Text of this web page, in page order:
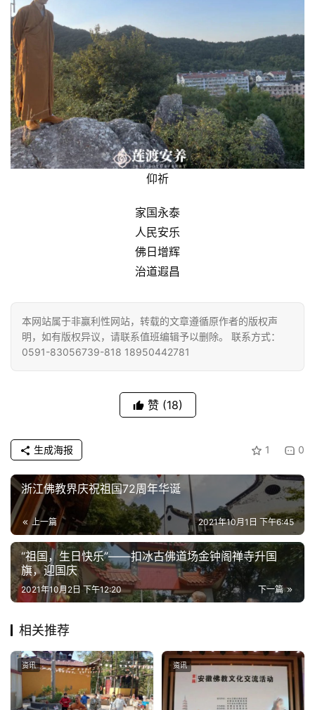
仰祈
家国永泰
人民安乐
佛日增辉
治道遐昌
本网站属于非赢利性网站，转载的文章遵循原作者的版权声
明，如有版权异议，请联系值班编辑予以删除。 联系方式：
0591-83056739-818 18950442781
赞 (18)
1 0
生成海报
浙江佛教界庆祝祖国72周年华诞
上一篇 2021年10月1日 下午6:45
“祖国，生日快乐”——扣冰古佛道场金钟阁禅寺升国
旗，迎国庆
下一篇
2021年10月2日 下午12:20
相关推荐
资讯 资讯